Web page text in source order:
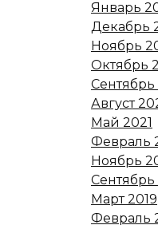
Январь
Декабрь
Ноябрь
Октябрь
Сентябрь
Август
Май 2021
Февраль
Ноябрь
Сентябрь
Март 2019
Февраль